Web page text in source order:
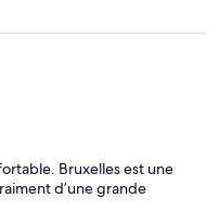
Bruxelles est une
d’une grande